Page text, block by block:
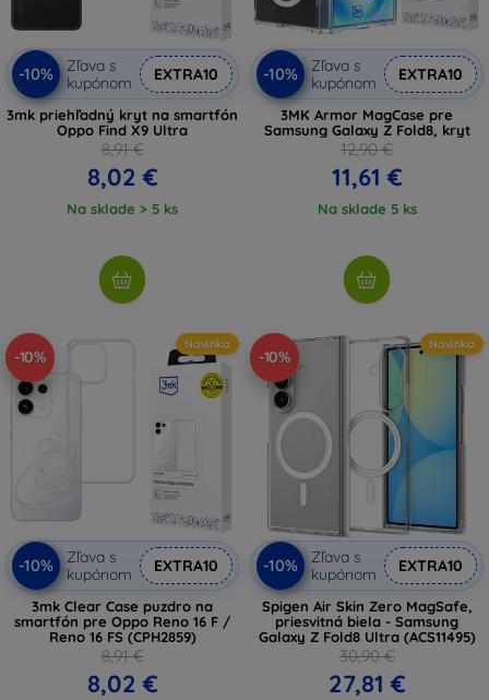
-10%
Zľava s
kupónom
EXTRA10
3mk priehľadný kryt na smartfón
Oppo Find X9 Ultra
8,91 €
8,02 €
Na sklade > 5 ks
-10%
Zľava s
kupónom
EXTRA10
3MK Armor MagCase pre
Samsung Galaxy Z Fold8, kryt
12,90 €
11,61 €
Na sklade 5 ks
-10%
Novinka
-10%
Zľava s
kupónom
EXTRA10
3mk Clear Case puzdro na
smartfón pre Oppo Reno 16 F /
Reno 16 FS (CPH2859)
8,91 €
8,02 €
-10%
Novinka
-10%
Zľava s
kupónom
EXTRA10
Spigen Air Skin Zero MagSafe,
priesvitná biela - Samsung
Galaxy Z Fold8 Ultra (ACS11495)
30,90 €
27,81 €